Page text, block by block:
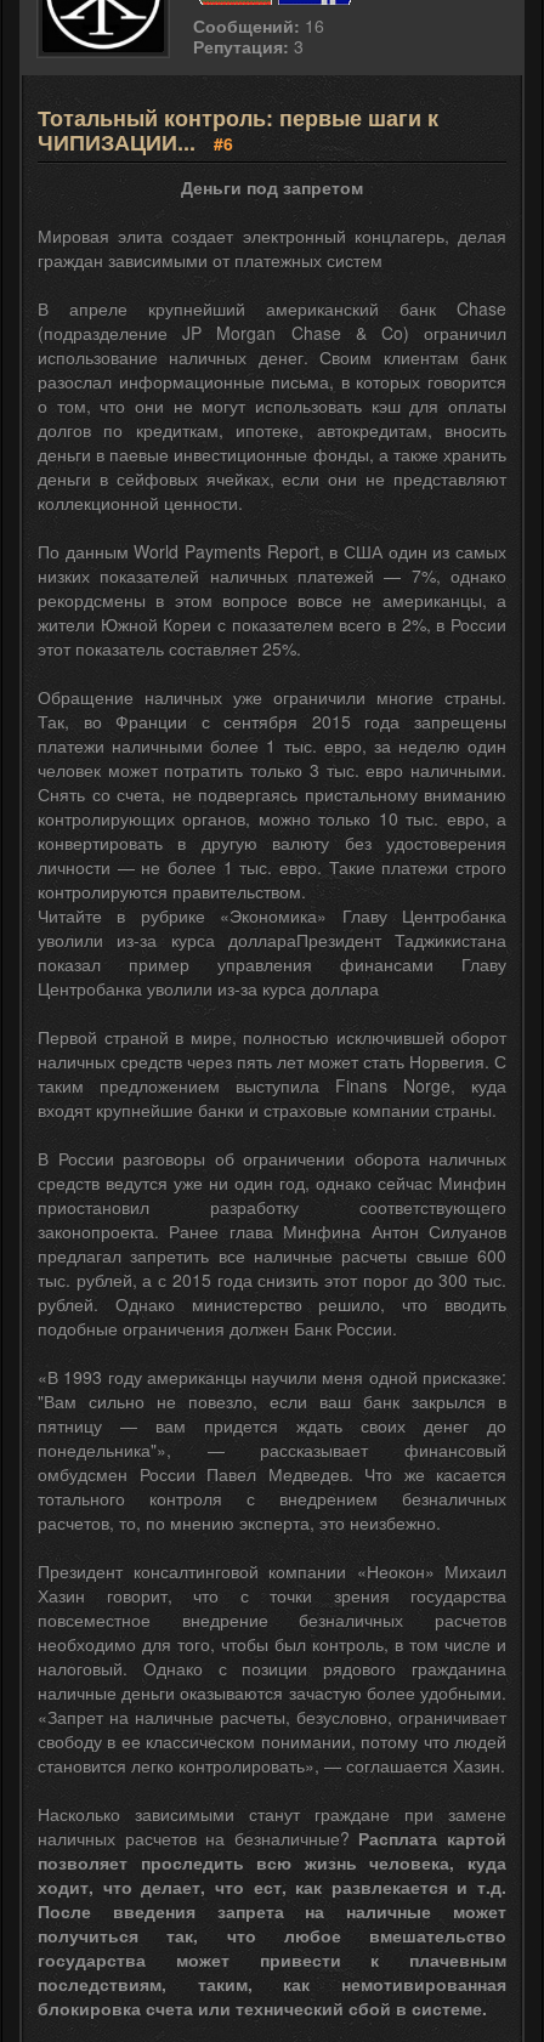
Сообщений: 16
Репутация: 3
Тотальный контроль: первые шаги к
ЧИПИЗАЦИИ...
#6
Деньги под запретом
Мировая элита создает электронный концлагерь, делая
граждан зависимыми от платежных систем
В апреле крупнейший американский банк Chase
(подразделение JP Morgan Chase & Co) ограничил
использование наличных денег. Своим клиентам банк
разослал информационные письма, в которых говорится
о том, что они не могут использовать кэш для оплаты
долгов по кредиткам, ипотеке, автокредитам, вносить
деньги в паевые инвестиционные фонды, а также хранить
деньги в сейфовых ячейках, если они не представляют
коллекционной ценности.
По данным World Payments Report, в США один из самых
низких показателей наличных платежей — 7%, однако
рекордсмены в этом вопросе вовсе не американцы, а
жители Южной Кореи с показателем всего в 2%, в России
этот показатель составляет 25%.
Обращение наличных уже ограничили многие страны.
Так, во Франции с сентября 2015 года запрещены
платежи наличными более 1 тыс. евро, за неделю один
человек может потратить только 3 тыс. евро наличными.
Снять со счета, не подвергаясь пристальному вниманию
контролирующих органов, можно только 10 тыс. евро, а
конвертировать в другую валюту без удостоверения
личности — не более 1 тыс. евро. Такие платежи строго
контролируются правительством.
Читайте в рубрике «Экономика» Главу Центробанка
уволили из-за курса доллараПрезидент Таджикистана
показал пример управления финансами Главу
Центробанка уволили из-за курса доллара
Первой страной в мире, полностью исключившей оборот
наличных средств через пять лет может стать Норвегия. С
таким предложением выступила Finans Norge, куда
входят крупнейшие банки и страховые компании страны.
В России разговоры об ограничении оборота наличных
средств ведутся уже ни один год, однако сейчас Минфин
приостановил разработку соответствующего
законопроекта. Ранее глава Минфина Антон Силуанов
предлагал запретить все наличные расчеты свыше 600
тыс. рублей, а с 2015 года снизить этот порог до 300 тыс.
рублей. Однако министерство решило, что вводить
подобные ограничения должен Банк России.
«В 1993 году американцы научили меня одной присказке:
"Вам сильно не повезло, если ваш банк закрылся в
пятницу — вам придется ждать своих денег до
понедельника"», — рассказывает финансовый
омбудсмен России Павел Медведев. Что же касается
тотального контроля с внедрением безналичных
расчетов, то, по мнению эксперта, это неизбежно.
Президент консалтинговой компании «Неокон» Михаил
Хазин говорит, что с точки зрения государства
повсеместное внедрение безналичных расчетов
необходимо для того, чтобы был контроль, в том числе и
налоговый. Однако с позиции рядового гражданина
наличные деньги оказываются зачастую более удобными.
«Запрет на наличные расчеты, безусловно, ограничивает
свободу в ее классическом понимании, потому что людей
становится легко контролировать», — соглашается Хазин.
Насколько зависимыми станут граждане при замене
наличных расчетов на безналичные? Расплата картой
позволяет проследить всю жизнь человека, куда
ходит, что делает, что ест, как развлекается и т.д.
После введения запрета на наличные может
получиться так, что любое вмешательство
государства может привести к плачевным
последствиям, таким, как немотивированная
блокировка счета или технический сбой в системе.